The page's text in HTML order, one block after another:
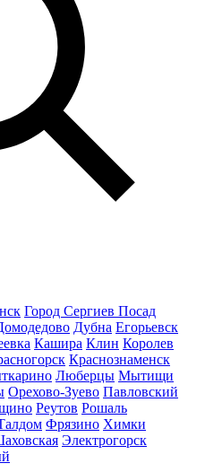
Город Сергиев Посад
Дубна Егорьевск
Кашира Клин Королев
Краснознаменск
Люберцы Мытищи
Орехово-Зуево Павловский
Реутов Рошаль
Фрязино Химки
Электрогорск